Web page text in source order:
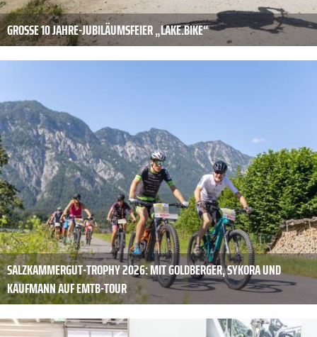
GROSSE 10 JAHRE-JUBILÄUMSFEIER „LAKE.BIKE“
SALZKAMMERGUT-TROPHY 2026: MIT GOLDBERGER, SYKORA UND
KAUFMANN AUF EMTB-TOUR